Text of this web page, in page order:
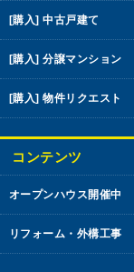
[購入] 中古戸建て
[購入] 分譲マンション
[購入] 物件リクエスト
コンテンツ
オープンハウス開催中
リフォーム・外構工事